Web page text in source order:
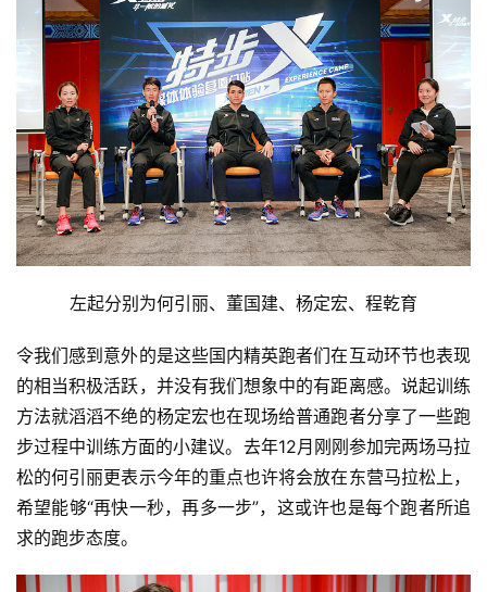
左起分别为何引丽、董国建、杨定宏、程乾育
令我们感到意外的是这些国内精英跑者们在互动环节也表现
的相当积极活跃，并没有我们想象中的有距离感。说起训练
方法就滔滔不绝的杨定宏也在现场给普通跑者分享了一些跑
步过程中训练方面的小建议。去年12月刚刚参加完两场马拉
松的何引丽更表示今年的重点也许将会放在东营马拉松上，
希望能够“再快一秒，再多一步”，这或许也是每个跑者所追
求的跑步态度。